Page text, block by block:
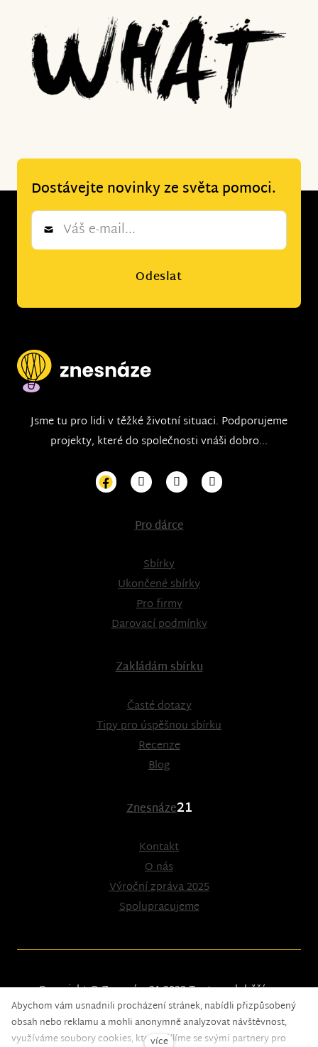
Dostávejte novinky ze světa pomoci.
Newsletter
Odeslat
Jsme tu pro lidi v těžké životní situaci. Podporujeme
projekty, které do společnosti vnáši dobro...
Pro dárce
Sbírky
Ukončené sbírky
Pro firmy
Darovací podmínky
Zakládám sbírku
Časté dotazy
Tipy pro úspěšnou sbírku
Recenze
Blog
Znesnáze21
Kontakt
O nás
Výroční zpráva 2025
Spolupracujeme
Copyright © Znesnáze21 2023Tento web běží na
solidpixels.
Abychom vám usnadnili procházení stránek, nabídli přizpůsobený
obsah nebo reklamu a mohli anonymně analyzovat návštěvnost,
využíváme soubory cookies, které sdílíme se svými partnery pro
více